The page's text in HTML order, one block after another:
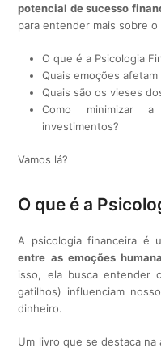
potencial de sucesso
para entender mais sobre o
O que é a Psicologia
Quais emoções
Quais são os vieses
Como minimizar
investimentos?
Vamos lá?
O que é a
A psicologia financeira é
entre as emoções
isso, ela busca entender
gatilhos) influenciam
dinheiro.
Um livro que se destaca na